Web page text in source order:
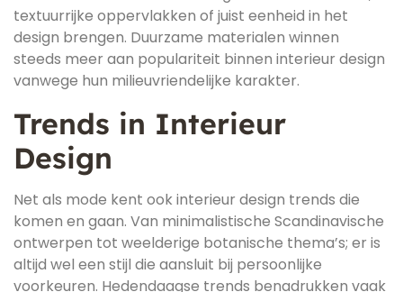
textuurrijke oppervlakken of juist eenheid in het
design brengen. Duurzame materialen winnen
steeds meer aan populariteit binnen interieur design
vanwege hun milieuvriendelijke karakter.
Trends in Interieur
Design
Net als mode kent ook interieur design trends die
komen en gaan. Van minimalistische Scandinavische
ontwerpen tot weelderige botanische thema’s; er is
altijd wel een stijl die aansluit bij persoonlijke
voorkeuren. Hedendaagse trends benadrukken vaak